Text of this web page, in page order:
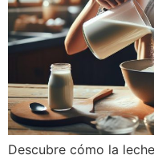
Descubre cómo la